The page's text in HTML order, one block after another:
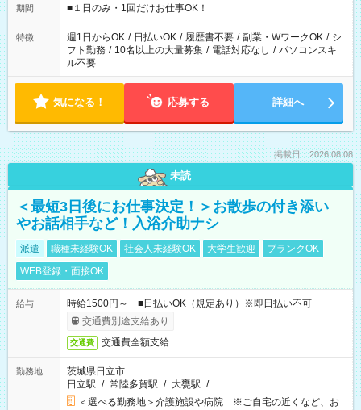
げるお仕事も！ ご希望のお時間に合わせてご紹介！ ※シフトは
ください！
期間 ■１日のみ・1回だけお仕事OK！
特徴 週1日からOK / 日払いOK / 履歴書不要 / 副業・WワークOK / シ
フト勤務 / 10名以上の大量募集 / 電話対応なし / パソコンスキ
ル不要
気になる！ 応募する 詳細へ
掲載日：2026.08.08
未読
＜最短3日後にお仕事決定！＞お散歩の付き添い
やお話相手など！入浴介助ナシ
派遣 職種未経験OK 社会人未経験OK 大学生歓迎
ブランクOK
WEB登録・面接OK
給与
時給1500円～ ■日払いOK（規定あり）※即日払い不可
交通費別途支給あり
交通費 交通費全額支給
勤務地
茨城県日立市
日立駅 / 常陸多賀駅 / 大甕駅 / …
＜選べる勤務地＞介護施設や病院 ※ご自宅の近くなど、お